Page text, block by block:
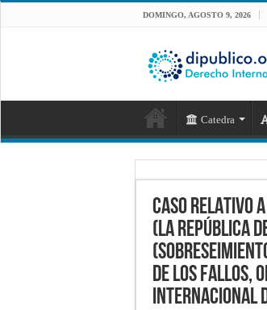
DOMINGO, AGOSTO 9, 2026
Catedra
CASO RELATIVO
(LA REPÚBLICA
de los fallos,
Internacional